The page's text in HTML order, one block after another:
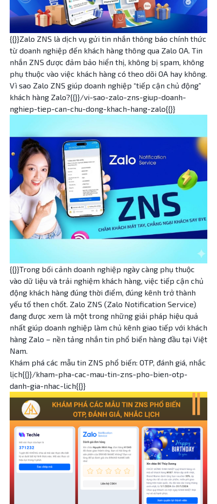
{{}}Zalo ZNS là dịch vụ gửi tin nhắn thông báo chính thức
từ doanh nghiệp đến khách hàng thông qua Zalo OA. Tin
nhắn ZNS được đảm bảo hiển thị, không bị spam, không
phụ thuộc vào việc khách hàng có theo dõi OA hay không.
Vì sao Zalo ZNS giúp doanh nghiệp “tiếp cận chủ động”
khách hàng Zalo?{{}}/vi-sao-zalo-zns-giup-doanh-
nghiep-tiep-can-chu-dong-khach-hang-zalo{{}}
{{}}Trong bối cảnh doanh nghiệp ngày càng phụ thuộc
vào dữ liệu và trải nghiệm khách hàng, việc tiếp cận chủ
động khách hàng đúng thời điểm, đúng kênh trở thành
yếu tố then chốt. Zalo ZNS (Zalo Notification Service)
đang được xem là một trong những giải pháp hiệu quả
nhất giúp doanh nghiệp làm chủ kênh giao tiếp với khách
hàng Zalo – nền tảng nhắn tin phổ biến hàng đầu tại Việt
Nam.
Khám phá các mẫu tin ZNS phổ biến: OTP, đánh giá, nhắc
lịch{{}}/kham-pha-cac-mau-tin-zns-pho-bien-otp-
danh-gia-nhac-lich{{}}